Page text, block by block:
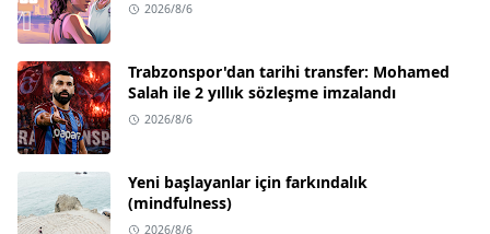
2026/8/6
Trabzonspor'dan tarihi transfer: Mohamed
Salah ile 2 yıllık sözleşme imzalandı
2026/8/6
Yeni başlayanlar için farkındalık
(mindfulness)
2026/8/6